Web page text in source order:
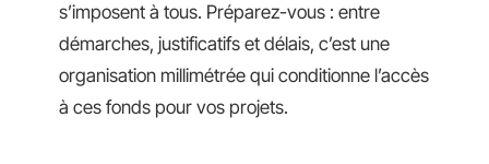
s’imposent à tous. Préparez-vous : entre
démarches, justificatifs et délais, c’est une
organisation millimétrée qui conditionne l’accès
à ces fonds pour vos projets.